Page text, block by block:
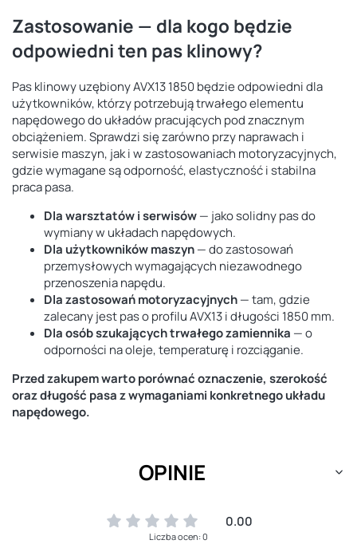
Zastosowanie — dla kogo będzie
odpowiedni ten pas klinowy?
Pas klinowy uzębiony AVX13 1850 będzie odpowiedni dla
użytkowników, którzy potrzebują trwałego elementu
napędowego do układów pracujących pod znacznym
obciążeniem. Sprawdzi się zarówno przy naprawach i
serwisie maszyn, jak i w zastosowaniach motoryzacyjnych,
gdzie wymagane są odporność, elastyczność i stabilna
praca pasa.
Dla warsztatów i serwisów— jako solidny pas do
wymiany w układach napędowych.
Dla użytkowników maszyn— do zastosowań
przemysłowych wymagających niezawodnego
przenoszenia napędu.
Dla zastosowań motoryzacyjnych— tam, gdzie
zalecany jest pas o profilu AVX13 i długości 1850 mm.
Dla osób szukających trwałego zamiennika — o
odporności na oleje, temperaturę i rozciąganie.
Przed zakupem warto porównać oznaczenie, szerokość
oraz długość pasa z wymaganiami konkretnego układu
napędowego.
OPINIE
0.00
Liczba ocen: 0